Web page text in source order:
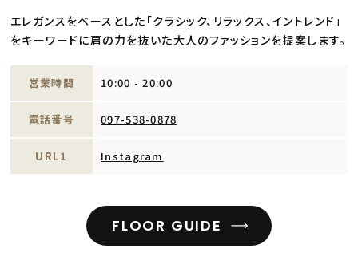
エレガンスをベースとした「クラシック、リラックス、イントレンド」
をキーワードに肩の力を抜いた大人のファッションを提案します。
営業時間 10:00 - 20:00
電話番号 097-538-0878
URL1 Instagram
FLOOR GUIDE